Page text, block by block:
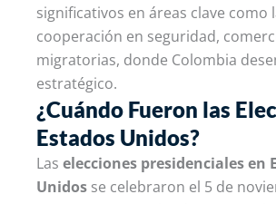
significativos en áreas clave como
cooperación en seguridad,
migratorias, donde Colombia
estratégico.
¿Cuándo Fueron las
Estados Unidos?
Las elecciones presidenciales en
Unidos se celebraron el 5 de